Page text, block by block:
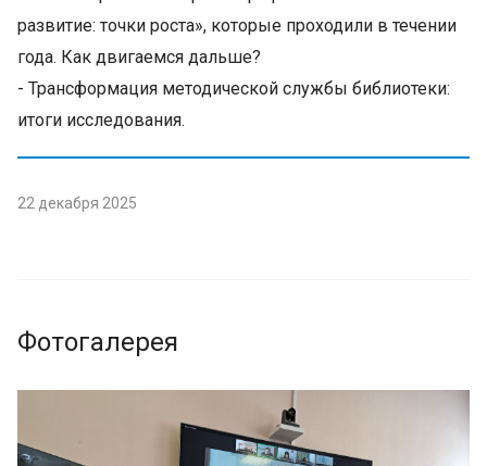
развитие: точки роста», которые проходили в течении
года. Как двигаемся дальше?
- Трансформация методической службы библиотеки:
итоги исследования.
22 декабря 2025
Фотогалерея